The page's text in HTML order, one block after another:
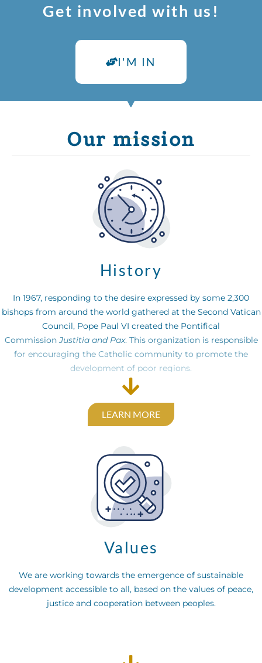
Get involved with us!
I'M IN
Our mission
History
In 1967, responding to the desire expressed by some 2,300
bishops from around the world gathered at the Second Vatican
Council, Pope Paul VI created the Pontifical
CommissionJustitia and Pax. This organization is responsible
for encouraging the Catholic community to promote the
development of poor regions.
LEARN MORE
Values
We are working towards the emergence of sustainable
development accessible to all, based on the values of peace,
justice and cooperation between peoples.